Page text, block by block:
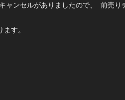
ンセルがありましたので、
前売り
ます。